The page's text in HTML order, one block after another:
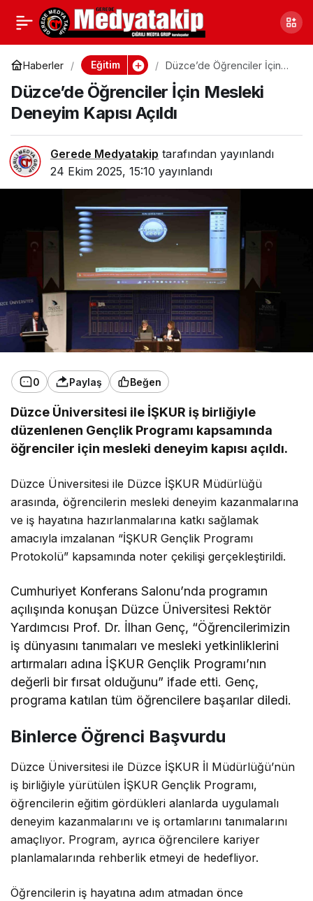
Haberler Eğitim
Düzce’de Öğrenciler İçin
Açıldı
Düzce’de Öğrenciler İçin Mesleki
Deneyim Kapısı Açıldı
Gerede Medyatakip tarafından yayınlandı
24 Ekim 2025, 15:10 yayınlandı
0 Paylaş Beğen
Düzce Üniversitesi ile İŞKUR iş birliğiyle
düzenlenen Gençlik Programı kapsamında
öğrenciler için mesleki deneyim kapısı açıldı.
Düzce Üniversitesi ile Düzce İŞKUR Müdürlüğü
arasında, öğrencilerin mesleki deneyim kazanmalarına
ve iş hayatına hazırlanmalarına katkı sağlamak
amacıyla imzalanan “İŞKUR Gençlik Programı
Protokolü” kapsamında noter çekilişi gerçekleştirildi.
Cumhuriyet Konferans Salonu’nda programın
açılışında konuşan Düzce Üniversitesi Rektör
Yardımcısı Prof. Dr. İlhan Genç, “Öğrencilerimizin
iş dünyasını tanımaları ve mesleki yetkinliklerini
artırmaları adına İŞKUR Gençlik Programı’nın
değerli bir fırsat olduğunu” ifade etti. Genç,
programa katılan tüm öğrencilere başarılar diledi.
Binlerce Öğrenci Başvurdu
Düzce Üniversitesi ile Düzce İŞKUR İl Müdürlüğü’nün
iş birliğiyle yürütülen İŞKUR Gençlik Programı,
öğrencilerin eğitim gördükleri alanlarda uygulamalı
deneyim kazanmalarını ve iş ortamlarını tanımalarını
amaçlıyor. Program, ayrıca öğrencilere kariyer
planlamalarında rehberlik etmeyi de hedefliyor.
Öğrencilerin iş hayatına adım atmadan önce
Ankara Çubuk’ta Açıldı,
Gazze’ye Gönderilecek
Paylaş